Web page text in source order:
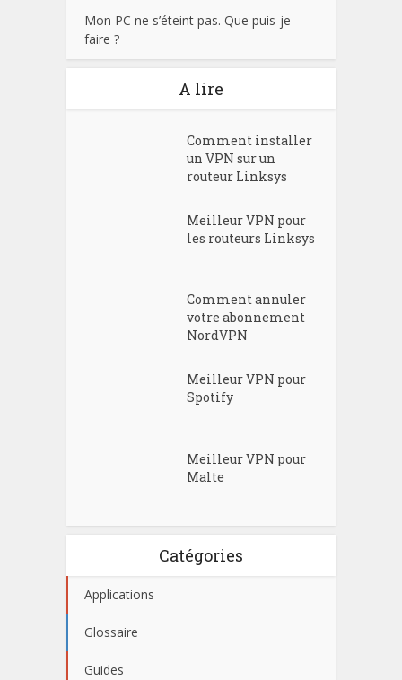
Mon PC ne s’éteint pas. Que puis-je
faire ?
A lire
Comment installer
un VPN sur un
routeur Linksys
Meilleur VPN pour
les routeurs Linksys
Comment annuler
votre abonnement
NordVPN
Meilleur VPN pour
Spotify
Meilleur VPN pour
Malte
Catégories
Applications
Glossaire
Guides